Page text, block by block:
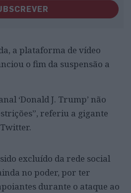
a plataforma de vídeo
o fim da suspensão a
‘Donald J. Trump’ não
referiu a gigante
excluído da rede social
no poder, por ter
durante o ataque ao